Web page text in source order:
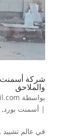
شركة أسمنت
والملاحق
بواسطة
| أسمنت بورد,
في عالم تشييد